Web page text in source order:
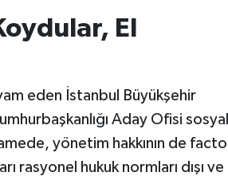
El
eden İstanbul Büyükşehir
Aday Ofisi sosyal
yönetim hakkının de facto
hukuk normları dışı ve